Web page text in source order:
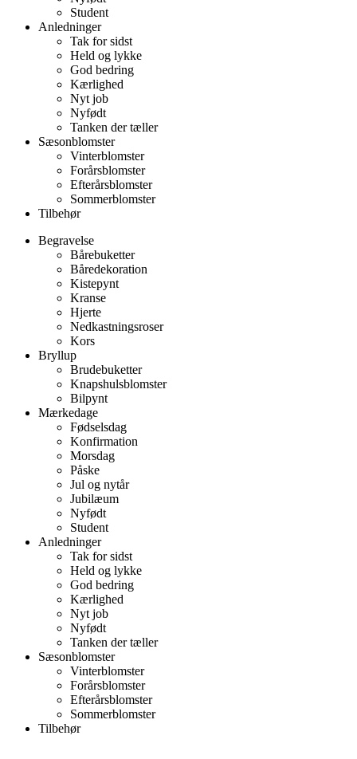
Student
Anledninger
Tak for sidst
Held og lykke
God bedring
Kærlighed
Nyt job
Nyfødt
Tanken der tæller
Sæsonblomster
Vinterblomster
Forårsblomster
Efterårsblomster
Sommerblomster
Tilbehør
Begravelse
Bårebuketter
Båredekoration
Kistepynt
Kranse
Hjerte
Nedkastningsroser
Kors
Bryllup
Brudebuketter
Knapshulsblomster
Bilpynt
Mærkedage
Fødselsdag
Konfirmation
Morsdag
Påske
Jul og nytår
Jubilæum
Nyfødt
Student
Anledninger
Tak for sidst
Held og lykke
God bedring
Kærlighed
Nyt job
Nyfødt
Tanken der tæller
Sæsonblomster
Vinterblomster
Forårsblomster
Efterårsblomster
Sommerblomster
Tilbehør